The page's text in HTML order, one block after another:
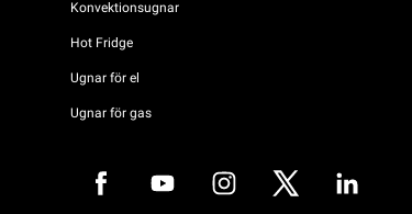
Konvektionsugnar
Hot Fridge
Ugnar för el
Ugnar för gas